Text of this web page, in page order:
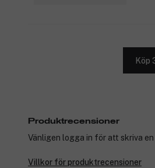
Köp
Produktrecensioner
Vänligen logga in för att skriva
Villkor för produktrecensioner